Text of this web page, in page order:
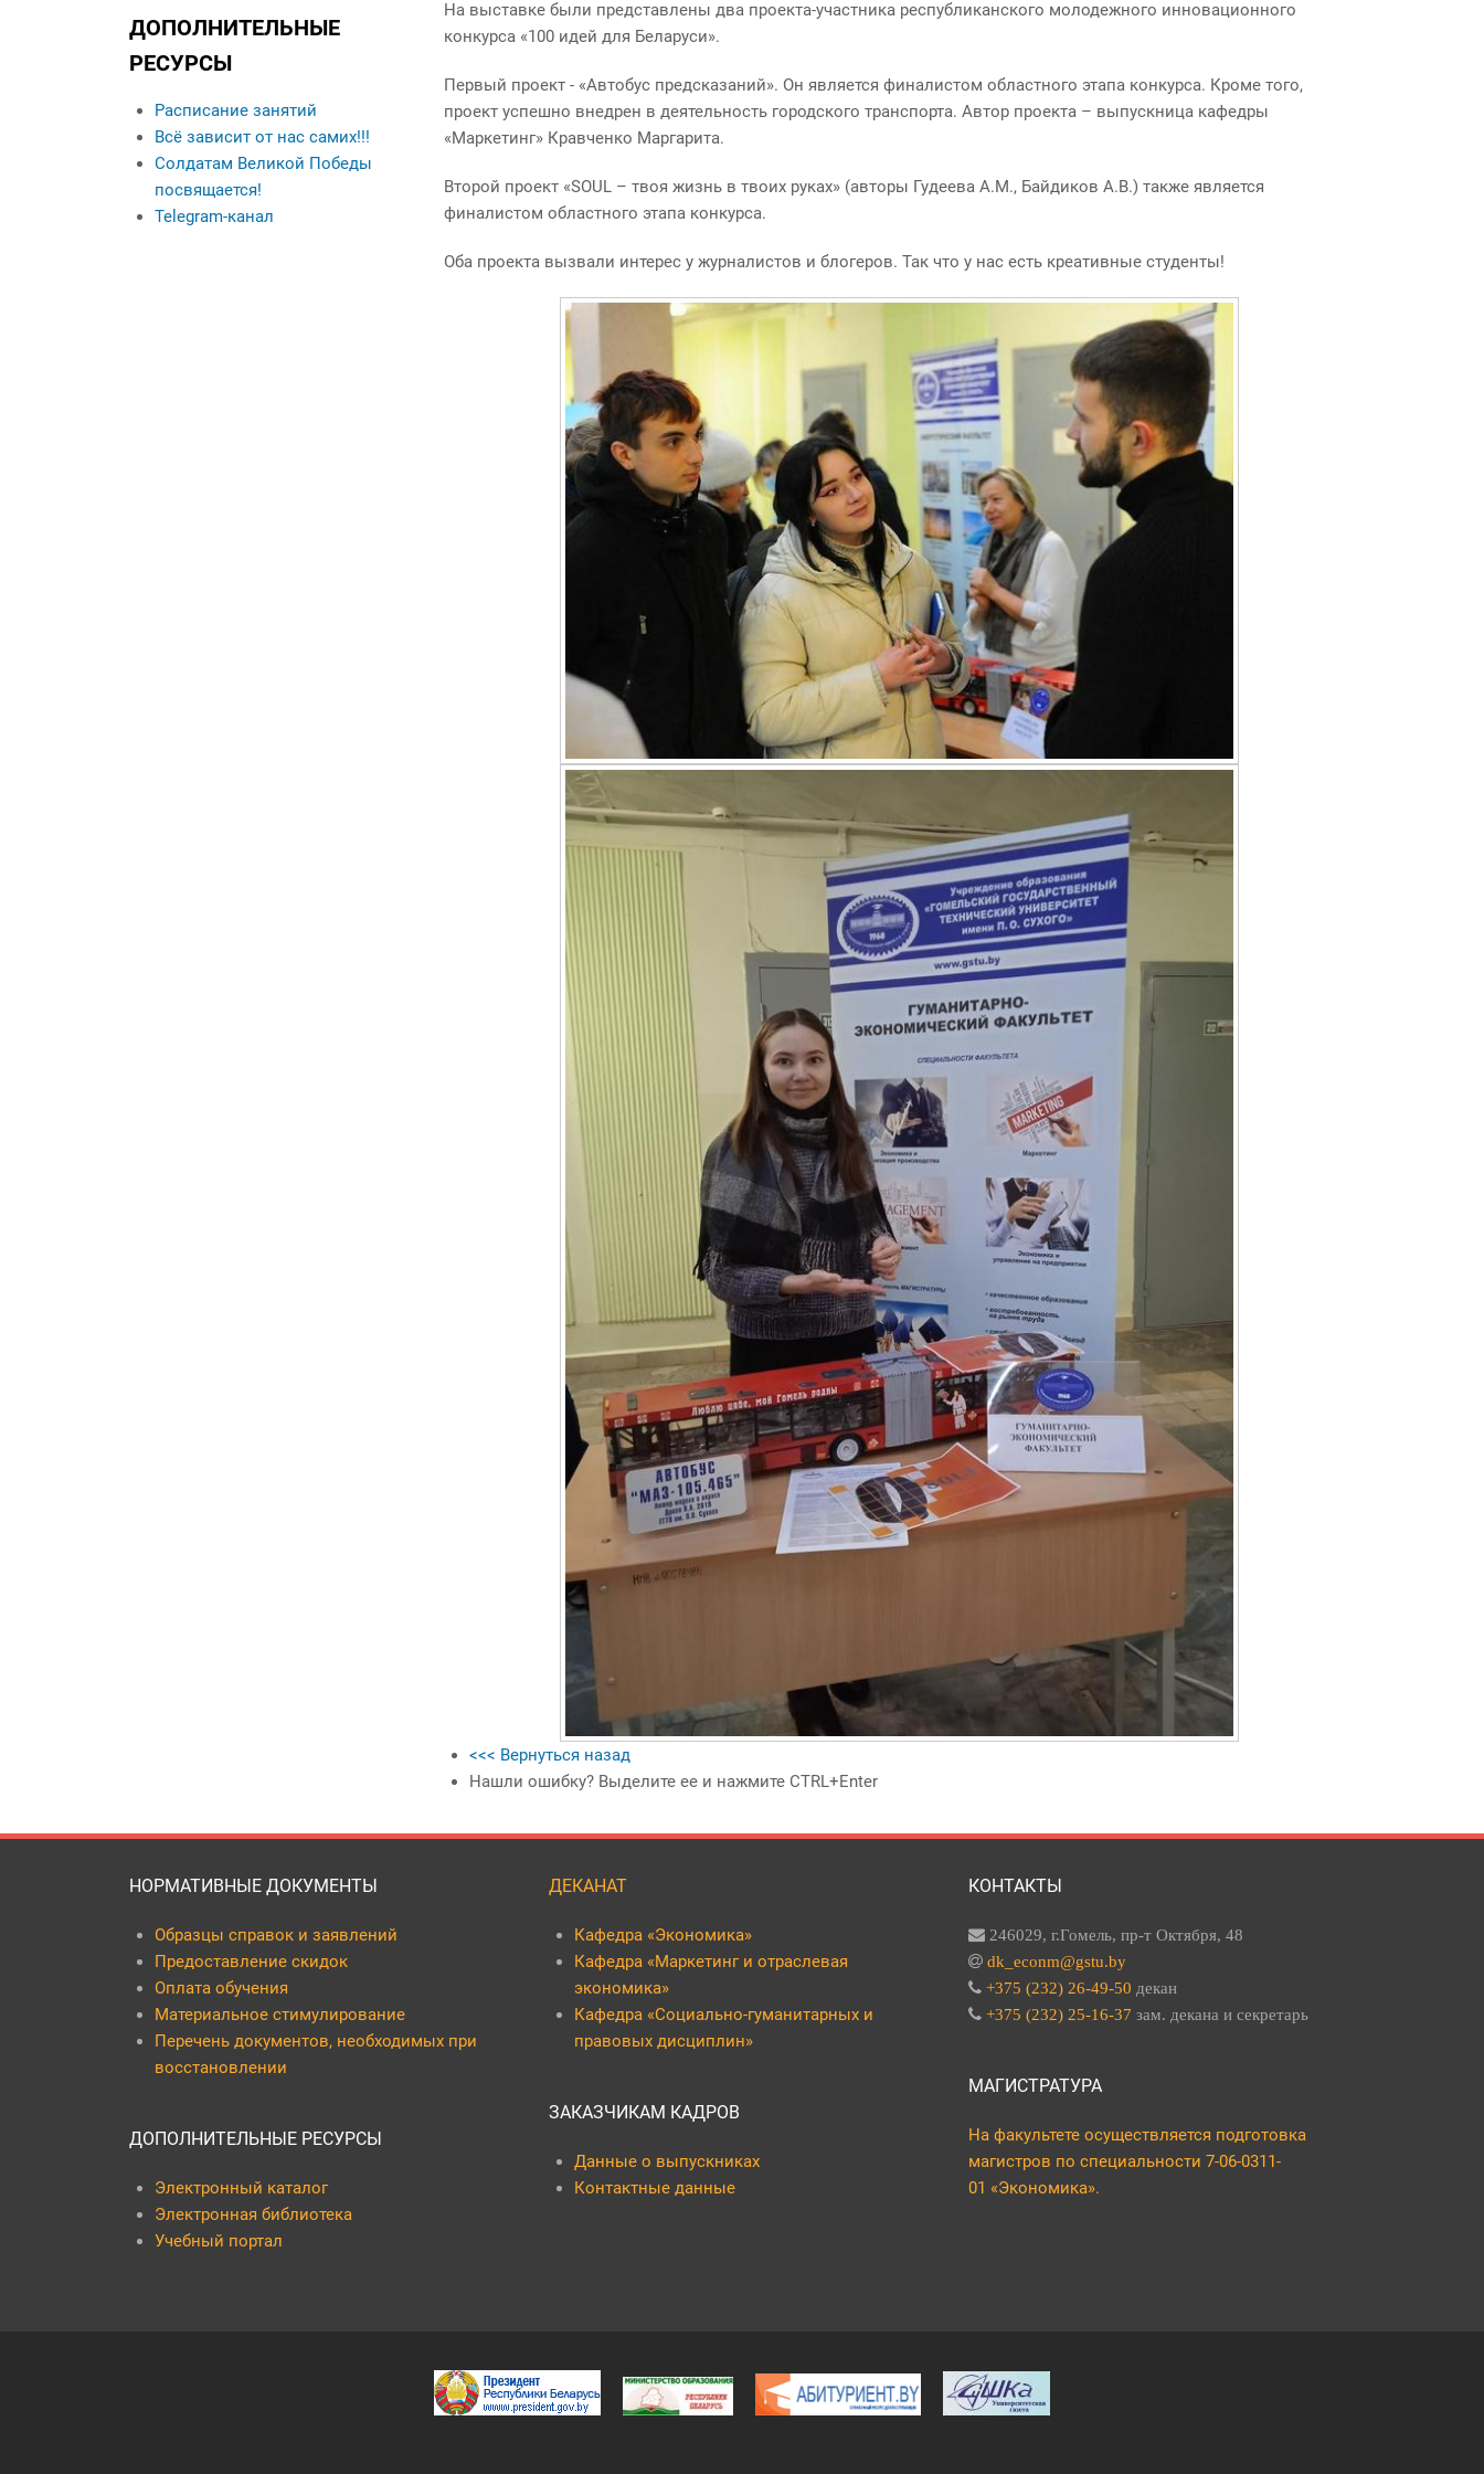
Контакты
Кураторы учебных
Базовые предприятия
Абитуриентам
Качественная
подготовка и
неограниченные
возможности
для обучающихся
communication
ДОПОЛНИТЕЛЬНЫЕ
РЕСУРСЫ
Расписание занятий
Всё зависит от нас самих!!!
Солдатам Великой Победы
посвящается!
Telegram-канал
На выставке были представлены два проекта-участника республиканского молодежного инновационного
конкурса «100 идей для Беларуси».
Первый проект - «Автобус предсказаний». Он является финалистом областного этапа конкурса. Кроме того,
проект успешно внедрен в деятельность городского транспорта. Автор проекта – выпускница кафедры
«Маркетинг» Кравченко Маргарита.
Второй проект «SOUL – твоя жизнь в твоих руках» (авторы Гудеева А.М., Байдиков А.В.) также является
финалистом областного этапа конкурса.
Оба проекта вызвали интерес у журналистов и блогеров. Так что у нас есть креативные студенты!
<<< Вернуться назад
Нашли ошибку? Выделите ее и нажмите CTRL+Enter
НОРМАТИВНЫЕ ДОКУМЕНТЫ
Образцы справок и заявлений
Предоставление скидок
Оплата обучения
Материальное стимулирование
Перечень документов, необходимых при
восстановлении
ДОПОЛНИТЕЛЬНЫЕ РЕСУРСЫ
Электронный каталог
Электронная библиотека
Учебный портал
ДЕКАНАТ
Кафедра «Экономика»
Кафедра «Маркетинг и отраслевая
экономика»
Кафедра «Социально-гуманитарных и
правовых дисциплин»
ЗАКАЗЧИКАМ КАДРОВ
Данные о выпускниках
Контактные данные
КОНТАКТЫ
246029, г.Гомель, пр-т Октября, 48
dk_econm@gstu.by
+375 (232) 26-49-50 декан
+375 (232) 25-16-37 зам. декана и секретарь
МАГИСТРАТУРА
На факультете осуществляется подготовка
магистров по специальности 7-06-0311-
01 «Экономика».